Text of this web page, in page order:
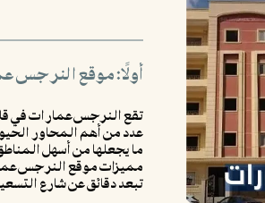
أولًا: موقع النرجس
تقع النرجس عمارات في
عدد من أهم المحاور
ما يجعلها من أسهل
مميزات موقع النرجس
تبعد دقائق عن شارع